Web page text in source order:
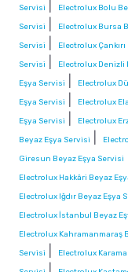
Servisi
Electrolux Bolu
Servisi
Electrolux Bursa
Servisi
Electrolux
Servisi
Electrolux Denizli
Eşya Servisi
Electrolux
Eşya Servisi
Electrolux
Eşya Servisi
Electrolux
Beyaz Eşya Servisi
Giresun Beyaz Eşya Servisi
Electrolux Hakkâri Beyaz
Electrolux Iğdır Beyaz Eşya
Electrolux İstanbul Beyaz
Electrolux Kahramanmaraş
Servisi
Electrolux